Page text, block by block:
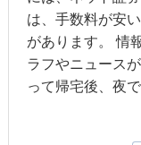
は、手数料が安
があります。 情
ラフやニュース
って帰宅後、夜